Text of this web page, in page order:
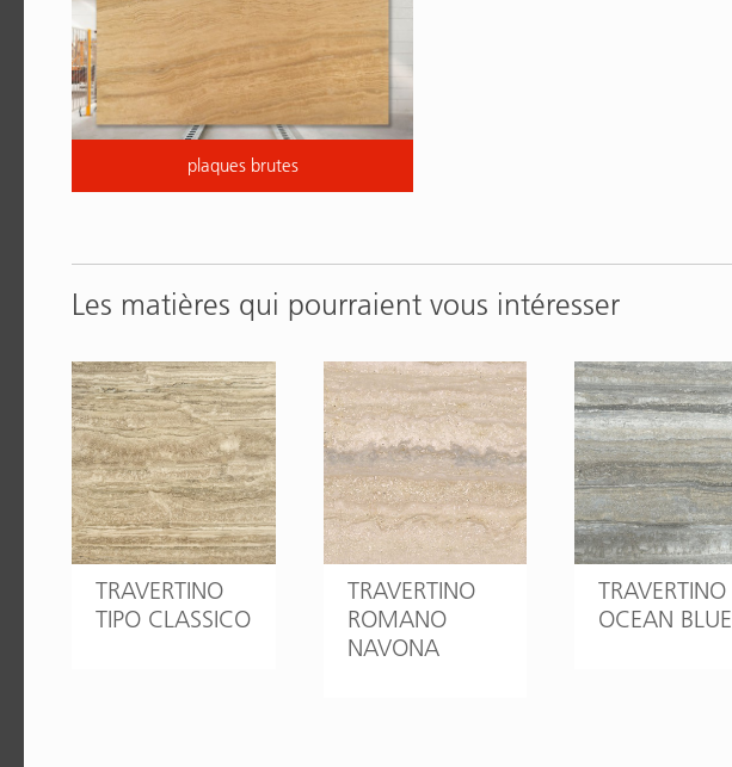
plaques brutes
Les matières qui pourraient vous intéresser
TRAVERTINO
TIPO CLASSICO
TRAVERTINO
ROMANO
NAVONA
TRAVERTINO
OCEAN BLUE